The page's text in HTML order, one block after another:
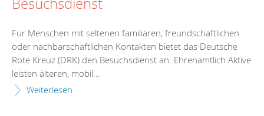
Für Menschen mit seltenen familiären, freundschaftlichen
oder nachbarschaftlichen Kontakten bietet das Deutsche
Rote Kreuz (DRK) den Besuchsdienst an. Ehrenamtlich Aktive
leisten älteren, mobil...
Weiterlesen